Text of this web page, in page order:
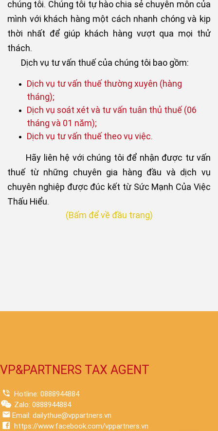
chúng tôi. Chúng tôi tự hào chia sẻ chuyên môn của
mình với khách hàng một cách nhanh chóng và kịp
thời nhất để giúp khách hàng vượt qua mọi thử
thách.
Dịch vụ tư vấn thuế của chúng tôi bao gồm:
Dịch vụ tư vấn thuế thường xuyên (hàng
tháng);
Dịch vụ soát xét và tư vấn tuân thủ thuế (06
tháng và 01 năm);
Dịch vụ tư vấn thuế theo vụ việc.
Hãy liên hệ với chúng tôi để nhận được tư vấn
thuế từ những chuyên gia hàng đầu và dịch vụ
chuyên nghiệp được đúc kết từ Sức Mạnh Của Việc
Thấu Hiểu.
(Bấm để về đầu trang)​
VP&PARTNERS TAX AGENT
Hotline: 0888944884
Zalo: 0888944884
Email: dailythue@vppartners.vn
https://www.facebook.com/vppartners.vn